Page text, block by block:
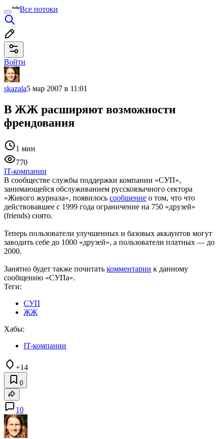
Все потоки
Войти
skazala5 мар 2007 в 11:01
В ЖЖ расширяют возможности
френдования
1 мин
770
IT-компании
В сообществе службы поддержки компании «СУП»,
занимающейся обслуживанием русскоязычного сектора
«Живого журнала», появилось сообщение о том, что что
действовавшее с 1999 года ограничение на 750 «друзей»
(friends) снято.
Теперь пользователи улучшенных и базовых аккаунтов могут
заводить себе до 1000 «друзей», а пользователи платных — до
2000.
Занятно будет также почитать комментарии к данному
сообщению «СУПа».
Теги:
СУП
ЖЖ
Хабы:
IT-компании
+14
0
10